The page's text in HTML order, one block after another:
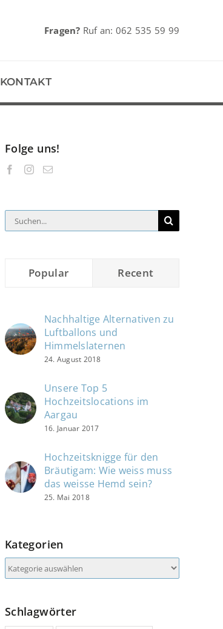
Fragen? Ruf an: 062 535 59 99
KONTAKT
Folge uns!
Suche
nach:
Popular Recent
Nachhaltige Alternativen zu
Luftballons und
Himmelslaternen
24. August 2018
Unsere Top 5
Hochzeitslocations im
Aargau
16. Januar 2017
Hochzeitsknigge für den
Bräutigam: Wie weiss muss
das weisse Hemd sein?
25. Mai 2018
Kategorien
Kategorien
Schlagwörter